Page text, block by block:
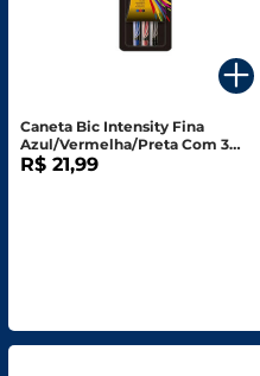
Caneta Bic Intensity Fina
Azul/Vermelha/Preta Com 3
Unidades
R$ 21,99